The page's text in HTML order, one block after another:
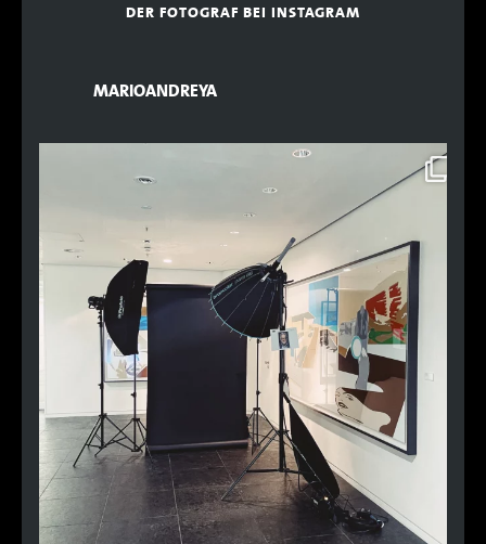
DER FOTOGRAF BEI INSTAGRAM
MARIOANDREYA